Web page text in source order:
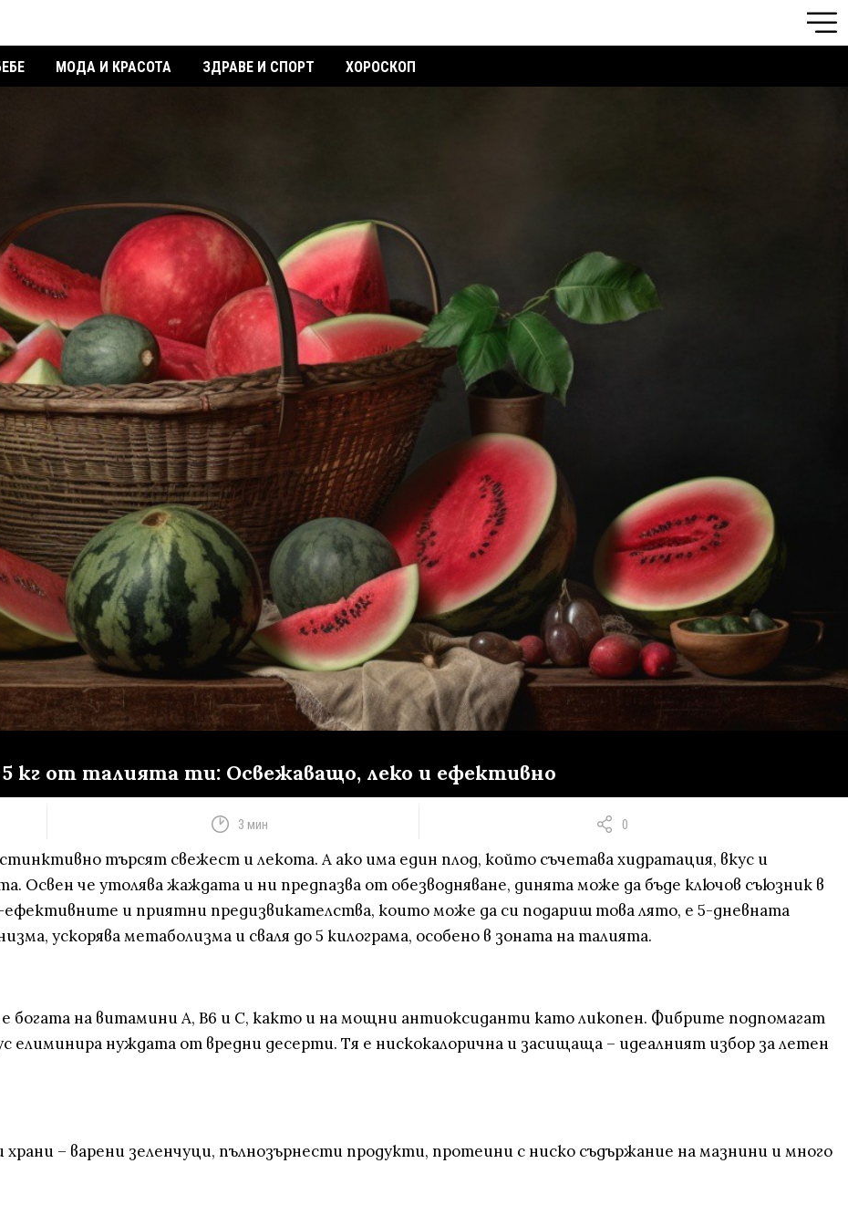
МОДА И КРАСОТА ЗДРАВЕ И СПОРТ ХОРОСКОП
5 кг от талията ти: Освежаващо, леко и ефективно
3 мин 0
търсят свежест и лекота. А ако има един плод, който съчетава хидратация, вкус и
Освен че утолява жаждата и ни предпазва от обезводняване, динята може да бъде ключов съюзник в
и приятни предизвикателства, които може да си подариш това лято, е 5-дневната
ускорява метаболизма и сваля до 5 килограма, особено в зоната на талията.
богата на витамини A, B6 и C, както и на мощни антиоксиданти като ликопен. Фибрите подпомагат
елиминира нуждата от вредни десерти. Тя е нискокалорична и засищаща – идеалният избор за летен
– варени зеленчуци, пълнозърнести продукти, протеини с ниско съдържание на мазнини и много